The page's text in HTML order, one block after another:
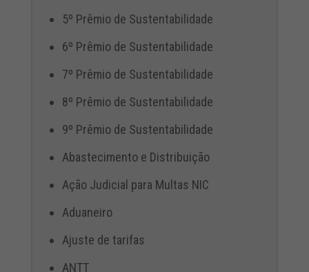
5º Prêmio de Sustentabilidade
6º Prêmio de Sustentabilidade
7º Prêmio de Sustentabilidade
8º Prêmio de Sustentabilidade
9º Prêmio de Sustentabilidade
Abastecimento e Distribuição
Ação Judicial para Multas NIC
Aduaneiro
Ajuste de tarifas
ANTT